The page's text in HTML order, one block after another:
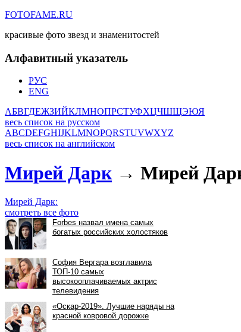
FOTOFAME.RU
красивые фото звезд и знаменитостей
Алфавитный указатель
РУС
ENG
АБВГДЕЖЗИЙКЛМНОПРСТУФХЦЧШЩЭЮЯ
весь список на русском
ABCDEFGHIJKLMNOPQRSTUVWXYZ
весь список на английском
Мирей Дарк → Мирей
Мирей Дарк:
смотреть все фото